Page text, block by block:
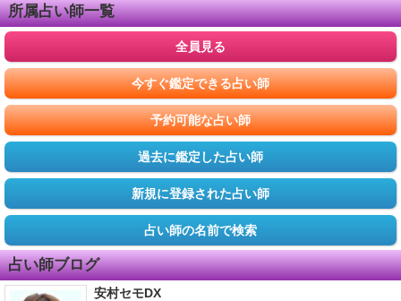
所属占い師一覧
全員見る
今すぐ鑑定できる占い師
予約可能な占い師
過去に鑑定した占い師
新規に登録された占い師
占い師の名前で検索
占い師ブログ
安村セモDX